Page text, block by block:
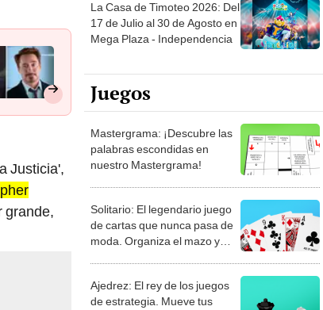
Justicia',
grande,
La Casa de Timoteo 2026: Del
17 de Julio al 30 de Agosto en
Mega Plaza - Independencia
Juegos
Mastergrama: ¡Descubre las
palabras escondidas en
nuestro Mastergrama!
Solitario: El legendario juego
de cartas que nunca pasa de
moda. Organiza el mazo y
Ajedrez: El rey de los juegos
de estrategia. Mueve tus